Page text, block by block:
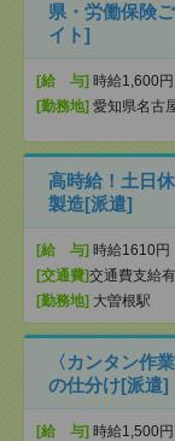
県・労働保険
イト]
[給 与] 時給1,600円
[勤務地] 愛知県名古
高時給！土日
製造[派遣]
[給 与] 時給1610
[交通費]交通費支給
[勤務地] 大曽根駅
〈カンタン作
の仕分け[派遣]
[給 与] 時給1,500